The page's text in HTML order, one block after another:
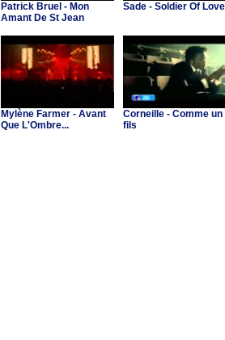
Patrick Bruel - Mon
Amant De St Jean
Sade - Soldier Of Love
Mylène Farmer - Avant
Que L'Ombre...
Corneille - Comme un
fils